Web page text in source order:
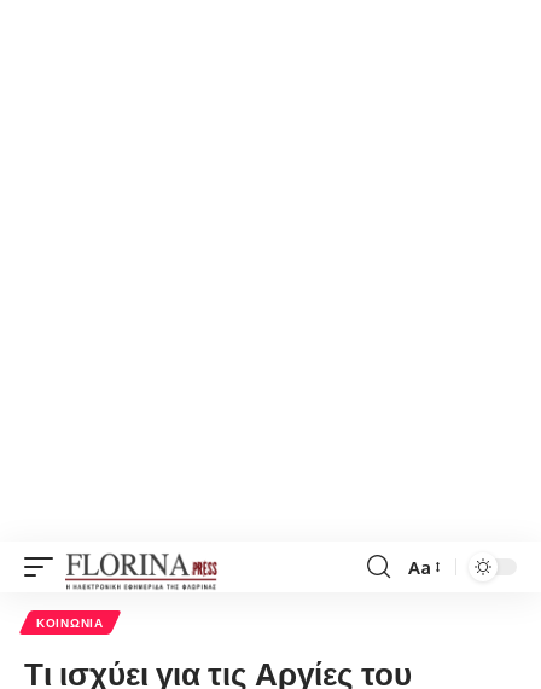
Font
Aa
ΚΟΙΝΩΝΊΑ
Τι ισχύει για τις Αργίες του